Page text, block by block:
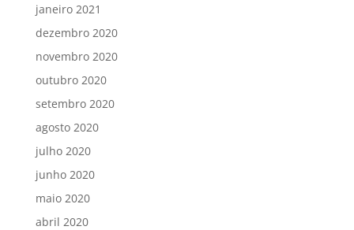
janeiro 2021
dezembro 2020
novembro 2020
outubro 2020
setembro 2020
agosto 2020
julho 2020
junho 2020
maio 2020
abril 2020